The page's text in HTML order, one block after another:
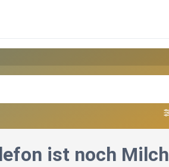
ist noch Milch